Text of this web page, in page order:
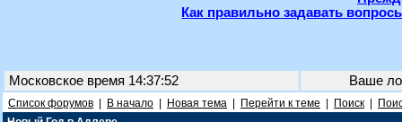
Как правильно задавать
Московское время 14:37:52 Ваше
Список форумов В начало Новая тема Перейти к теме Поиск